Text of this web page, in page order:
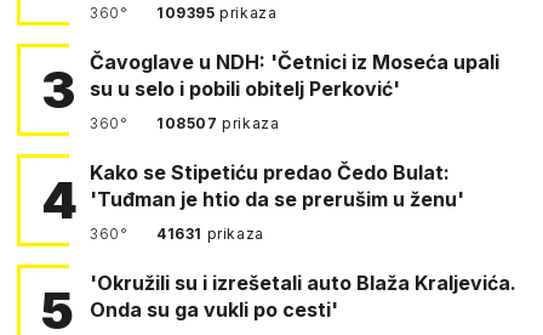
360° 109395prikaza
3
Čavoglave u NDH: 'Četnici iz Moseća upali
su u selo i pobili obitelj Perković'
360° 108507prikaza
4 Kako se Stipetiću predao Čedo Bulat:
'Tuđman je htio da se prerušim u ženu'
360° 41631 prikaza
5
'Okružili su i izrešetali auto Blaža Kraljevića.
Onda su ga vukli po cesti'